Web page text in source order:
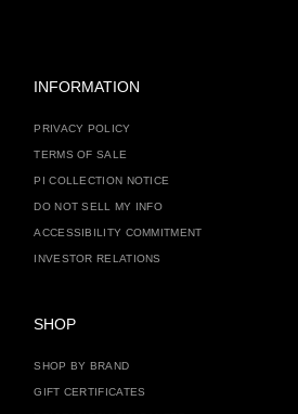
INFORMATION
PRIVACY POLICY
TERMS OF SALE
PI COLLECTION NOTICE
DO NOT SELL MY INFO
ACCESSIBILITY COMMITMENT
INVESTOR RELATIONS
SHOP
SHOP BY BRAND
GIFT CERTIFICATES